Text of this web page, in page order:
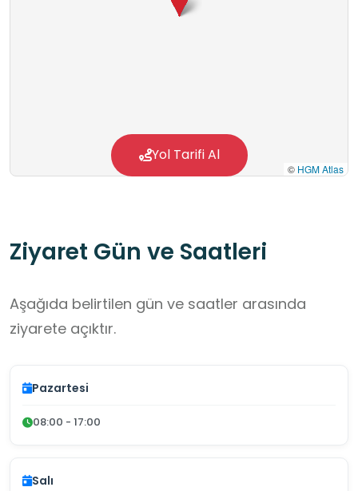
© HGM Atlas
Yol Tarifi Al
Ziyaret Gün ve Saatleri
Aşağıda belirtilen gün ve saatler arasında
ziyarete açıktır.
Pazartesi
08:00 - 17:00
Salı